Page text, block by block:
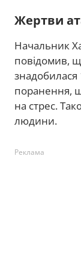
Жертви
Начальник
повідомив,
поранення,
на стрес.
людини.
Реклама